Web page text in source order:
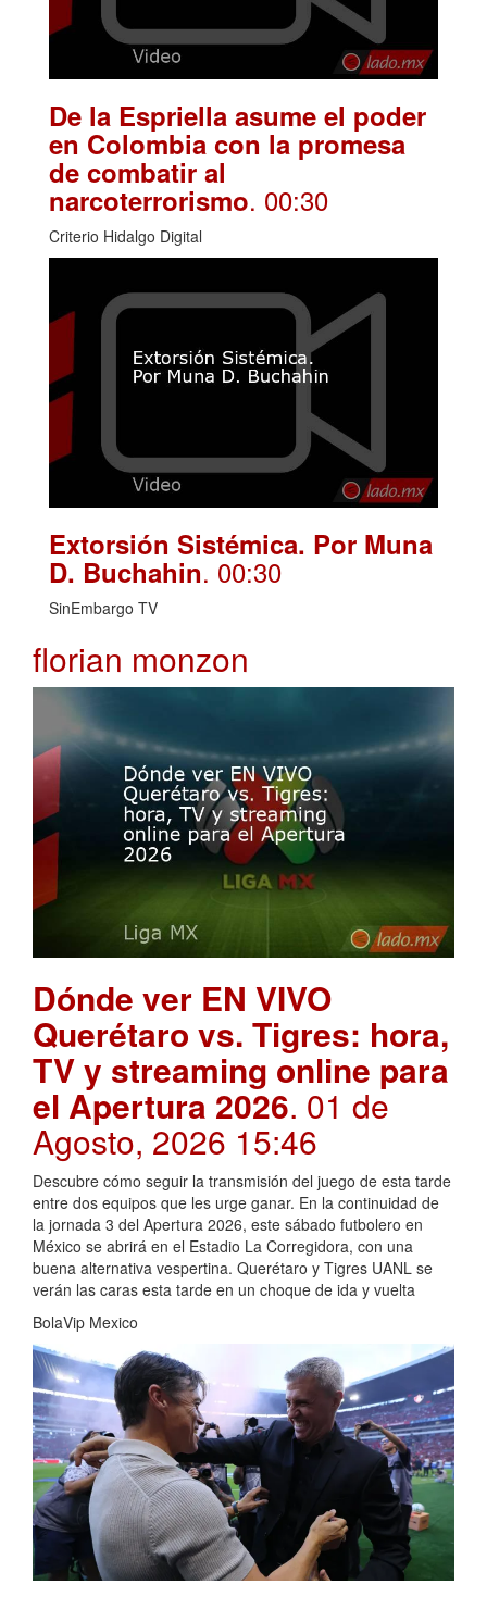
De la Espriella asume el poder
en Colombia con la promesa
de combatir al
narcoterrorismo. 00:30
Criterio Hidalgo Digital
Extorsión Sistémica. Por Muna
D. Buchahin. 00:30
SinEmbargo TV
florian monzon
Dónde ver EN VIVO
Querétaro vs. Tigres: hora,
TV y streaming online para
el Apertura 2026. 01 de
Agosto, 2026 15:46
Descubre cómo seguir la transmisión del juego de esta tarde
entre dos equipos que les urge ganar. En la continuidad de
la jornada 3 del Apertura 2026, este sábado futbolero en
México se abrirá en el Estadio La Corregidora, con una
buena alternativa vespertina. Querétaro y Tigres UANL se
verán las caras esta tarde en un choque de ida y vuelta
BolaVip Mexico